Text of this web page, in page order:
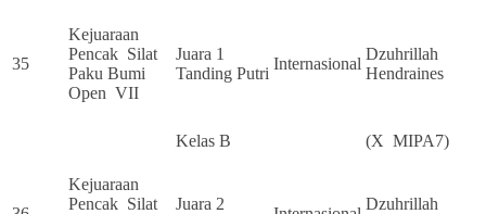
35
Kejuaraan
Pencak Silat
Paku Bumi
Open VII
Juara 1
Tanding Putri
Internasional
Dzuhrillah
Hendraines
Kelas B (X MIPA7)
Kejuaraan
Pencak Silat
Juara 2 Dzuhrillah